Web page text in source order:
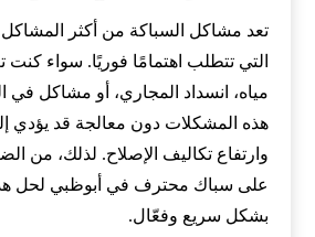
تعد مشاكل السباكة من أكثر المشاكل
التي تتطلب اهتمامًا فوريًا. سواء
مياه، انسداد المجاري، أو مشاكل في
هذه المشكلات دون معالجة قد يؤدي
وارتفاع تكاليف الإصلاح. لذلك، من
على سباك محترف في أبوظبي لحل
بشكل سريع وفعّال.